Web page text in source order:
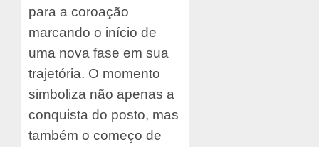
para a coroação
marcando o início de
uma nova fase em sua
trajetória. O momento
simboliza não apenas a
conquista do posto, mas
também o começo de